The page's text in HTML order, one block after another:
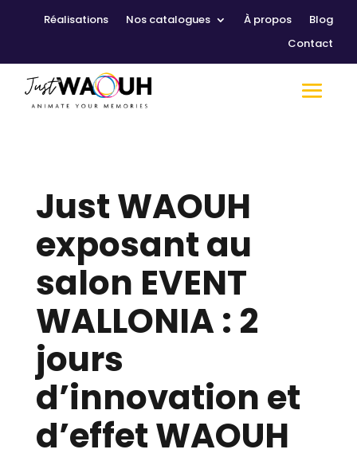
Réalisations Nos catalogues À propos
Blog
Contact
Just WAOUH
exposant au
salon EVENT
WALLONIA : 2
jours
d’innovation et
d’effet WAOUH